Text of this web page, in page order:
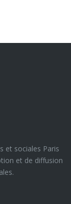
et sociales Paris
et de diffusion